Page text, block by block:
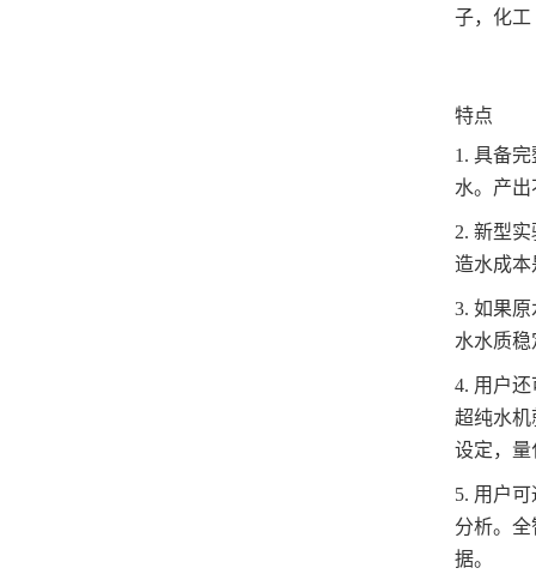
子，化工
特点
1. 具备
水。产
2. 新型
造水成本
3. 如果
水水质稳
4. 用户
超纯水机
设定，
5. 用户
分析。
据。